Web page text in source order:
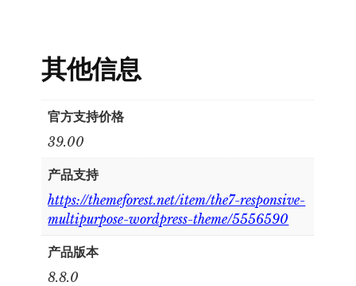
其他信息
官方支持价格
39.00
产品支持
https://themeforest.net/item/the7-responsive-
multipurpose-wordpress-theme/5556590
产品版本
8.8.0